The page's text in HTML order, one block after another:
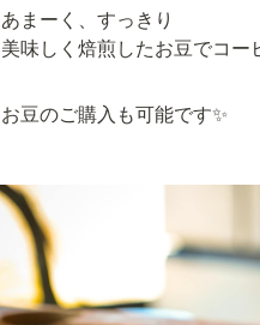
あまーく、すっきり
美味しく焙煎したお豆でコー
お豆のご購入も可能です✨️